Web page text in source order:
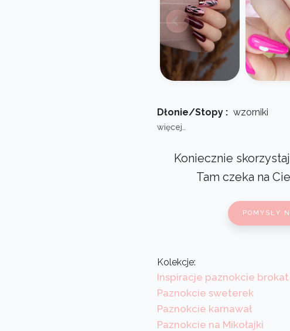
Dłonie/Stopy : wzorniki
więcej..
Koniecznie
Tam czeka na
POMYSŁY
Kolekcje:
Inspiracje paznokcie brokat
Paznokcie sweterek
Paznokcie karnawał
Paznokcie na Mikołajki